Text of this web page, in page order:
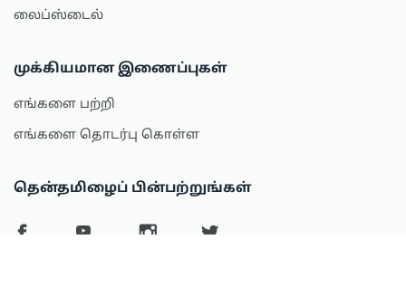
லைப்ஸ்டைல்
முக்கியமான இணைப்புகள்
எங்களை பற்றி
எங்களை தொடர்பு கொள்ள
தென்தமிழைப் பின்பற்றுங்கள்